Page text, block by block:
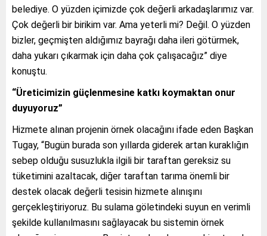
belediye. O yüzden içimizde çok değerli arkadaşlarımız var.
Çok değerli bir birikim var. Ama yeterli mi? Değil. O yüzden
bizler, geçmişten aldığımız bayrağı daha ileri götürmek,
daha yukarı çıkarmak için daha çok çalışacağız” diye
konuştu.
“Üreticimizin güçlenmesine katkı koymaktan onur
duyuyoruz”
Hizmete alınan projenin örnek olacağını ifade eden Başkan
Tugay, “Bugün burada son yıllarda giderek artan kuraklığın
sebep olduğu susuzlukla ilgili bir taraftan gereksiz su
tüketimini azaltacak, diğer taraftan tarıma önemli bir
destek olacak değerli tesisin hizmete alınışını
gerçekleştiriyoruz. Bu sulama göletindeki suyun en verimli
şekilde kullanılmasını sağlayacak bu sistemin örnek